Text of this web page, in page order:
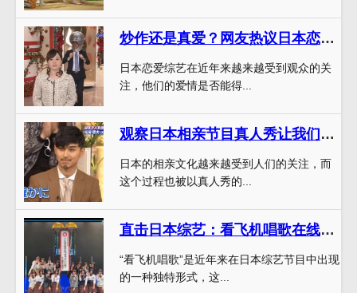
炒作还是真爱？网友热议日本恋爱综艺cp
日本恋爱综艺在近年来越来越受到观众的关
注，他们的爱情是否能得...
观察日本相亲节目真人秀让我们了解到什么样的品质才是真正吸引人的？
日本的相亲文化越来越受到人们的关注，而
这个过程也被以真人秀的...
直击日本综艺：看飞机唱歌在线播放的制作过程
“看飞机唱歌”是近年来在日本综艺节目中出现
的一种独特形式，这...